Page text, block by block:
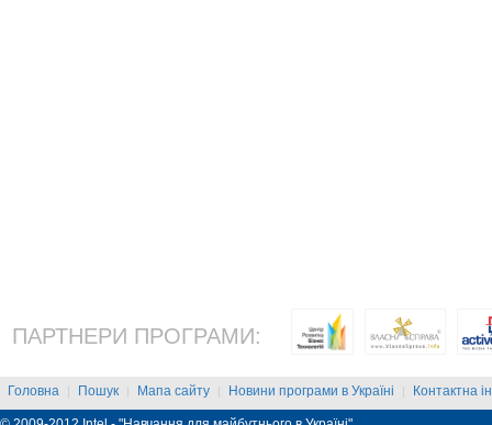
ПАРТНЕРИ ПРОГРАМИ:
Головна | Пошук | Мапа сайту | Новини програми в Україні | Контактна